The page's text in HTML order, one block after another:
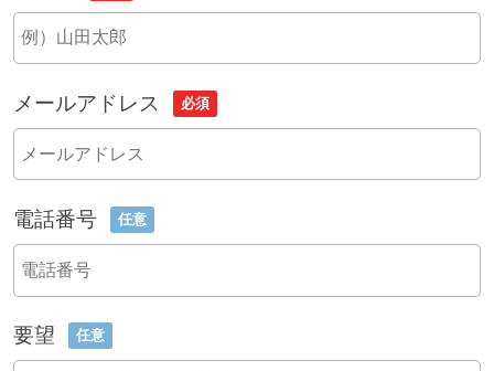
メールアドレス 必須
電話番号 任意
要望 任意